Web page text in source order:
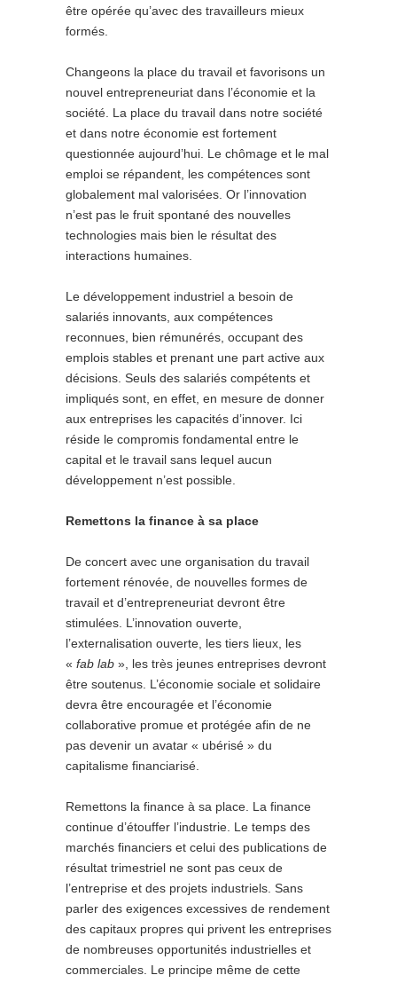
être opérée qu’avec des travailleurs mieux
formés.
Changeons la place du travail et favorisons un
nouvel entrepreneuriat dans l’économie et la
société. La place du travail dans notre société
et dans notre économie est fortement
questionnée aujourd’hui. Le chômage et le mal
emploi se répandent, les compétences sont
globalement mal valorisées. Or l’innovation
n’est pas le fruit spontané des nouvelles
technologies mais bien le résultat des
interactions humaines.
Le développement industriel a besoin de
salariés innovants, aux compétences
reconnues, bien rémunérés, occupant des
emplois stables et prenant une part active aux
décisions. Seuls des salariés compétents et
impliqués sont, en effet, en mesure de donner
aux entreprises les capacités d’innover. Ici
réside le compromis fondamental entre le
capital et le travail sans lequel aucun
développement n’est possible.
Remettons la finance à sa place
De concert avec une organisation du travail
fortement rénovée, de nouvelles formes de
travail et d’entrepreneuriat devront être
stimulées. L’innovation ouverte,
l’externalisation ouverte, les tiers lieux, les
« fab lab », les très jeunes entreprises devront
être soutenus. L’économie sociale et solidaire
devra être encouragée et l’économie
collaborative promue et protégée afin de ne
pas devenir un avatar « ubérisé » du
capitalisme financiarisé.
Remettons la finance à sa place. La finance
continue d’étouffer l’industrie. Le temps des
marchés financiers et celui des publications de
résultat trimestriel ne sont pas ceux de
l’entreprise et des projets industriels. Sans
parler des exigences excessives de rendement
des capitaux propres qui privent les entreprises
de nombreuses opportunités industrielles et
commerciales. Le principe même de cette